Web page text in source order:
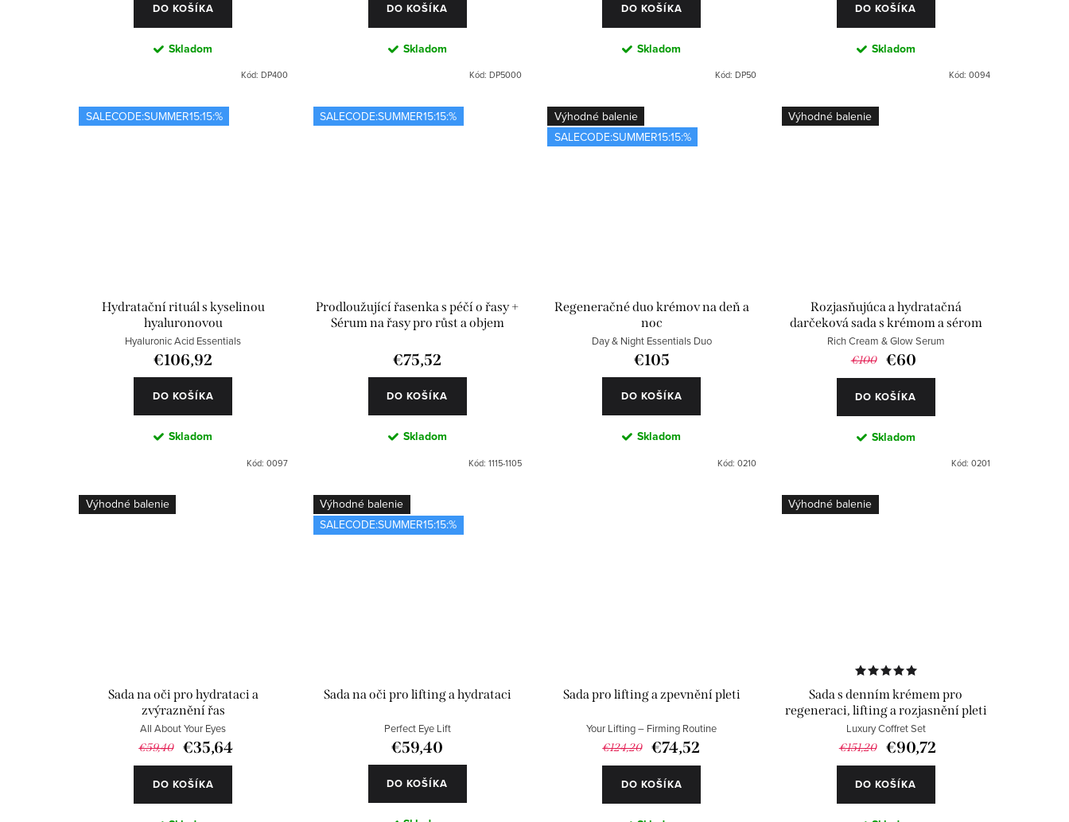
DO KOŠÍKA
Skladom
Kód: DP400
DO KOŠÍKA
Skladom
Kód: DP5000
DO KOŠÍKA
Skladom
Kód: DP50
DO KOŠÍKA
Skladom
Kód: 0094
SALECODE:SUMMER15:15:%
Hydratační rituál s kyselinou
hyaluronovou
Hyaluronic Acid Essentials
€106,92
DO KOŠÍKA
Skladom
Kód: 0097
SALECODE:SUMMER15:15:%
Prodloužující řasenka s péčí o řasy +
Sérum na řasy pro růst a objem
€75,52
DO KOŠÍKA
Skladom
Kód: 1115-1105
Výhodné balenie
SALECODE:SUMMER15:15:%
Regeneračné duo krémov na deň a
noc
Day & Night Essentials Duo
€105
DO KOŠÍKA
Skladom
Kód: 0210
Výhodné balenie
Rozjasňujúca a hydratačná
darčeková sada s krémom a sérom
Rich Cream & Glow Serum
€100 €60
DO KOŠÍKA
Skladom
Kód: 0201
Výhodné balenie
Sada na oči pro hydrataci a
zvýraznění řas
All About Your Eyes
€59,40 €35,64
DO KOŠÍKA
Výhodné balenie
SALECODE:SUMMER15:15:%
Sada na oči pro lifting a hydrataci
Perfect Eye Lift
€59,40
DO KOŠÍKA
Sada pro lifting a zpevnění pleti
Your Lifting – Firming Routine
€124,20 €74,52
DO KOŠÍKA
Výhodné balenie
Sada s denním krémem pro
regeneraci, lifting a rozjasnění pleti
Luxury Coffret Set
€151,20 €90,72
DO KOŠÍKA